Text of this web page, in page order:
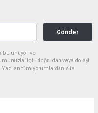
Gönder
bulunuyor ve
ilgili doğrudan veya dolaylı
tüm yorumlardan site